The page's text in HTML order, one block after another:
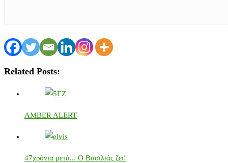
Related Posts:
AMBER ALERT
47χρόνια μετά... Ο Βασιλιάς ζει!